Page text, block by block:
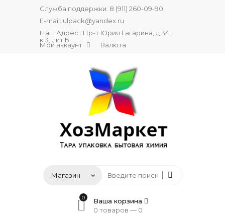
Служба поддержки: 8 (911) 260-09-90
E-mail: ulpack@yandex.ru
Наш Адрес : Пр-т Юрия Гагарина, д 34,
к 3, лит Б
Мой аккаунт Валюта:
0
Ваша корзина
0 товаров — 0